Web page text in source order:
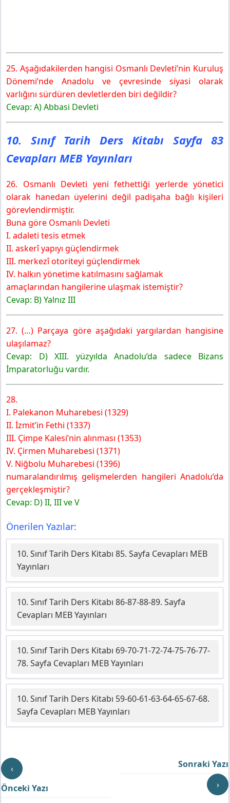
25. Aşağıdakilerden hangisi Osmanlı Devleti’nin Kuruluş
Dönemi’nde Anadolu ve çevresinde siyasi olarak
varlığını sürdüren devletlerden biri değildir?
Cevap: A) Abbasi Devleti
10. Sınıf Tarih Ders Kitabı Sayfa 83
Cevapları MEB Yayınları
26. Osmanlı Devleti yeni fethettiği yerlerde yönetici
olarak hanedan üyelerini değil padişaha bağlı kişileri
görevlendirmiştir.
Buna göre Osmanlı Devleti
I. adaleti tesis etmek
II. askerî yapıyı güçlendirmek
III. merkezî otoriteyi güçlendirmek
IV. halkın yönetime katılmasını sağlamak
amaçlarından hangilerine ulaşmak istemiştir?
Cevap: B) Yalnız III
27. (…) Parçaya göre aşağıdaki yargılardan hangisine
ulaşılamaz?
Cevap: D) XIII. yüzyılda Anadolu’da sadece Bizans
İmparatorluğu vardır.
28.
I. Palekanon Muharebesi (1329)
II. İzmit’in Fethi (1337)
III. Çimpe Kalesi’nin alınması (1353)
IV. Çirmen Muharebesi (1371)
V. Niğbolu Muharebesi (1396)
numaralandırılmış gelişmelerden hangileri Anadolu’da
gerçekleşmiştir?
Cevap: D) II, III ve V
Önerilen Yazılar:
10. Sınıf Tarih Ders Kitabı 85. Sayfa Cevapları MEB
Yayınları
10. Sınıf Tarih Ders Kitabı 86-87-88-89. Sayfa
Cevapları MEB Yayınları
10. Sınıf Tarih Ders Kitabı 69-70-71-72-74-75-76-77-
78. Sayfa Cevapları MEB Yayınları
10. Sınıf Tarih Ders Kitabı 59-60-61-63-64-65-67-68.
Sayfa Cevapları MEB Yayınları
‹
Önceki Yazı
Sonraki Yazı
›